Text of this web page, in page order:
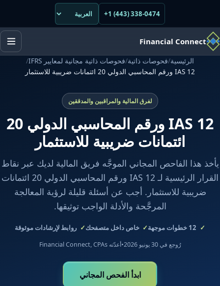
+1 (443) 338-0474
Financial Connect
الرئيسية/فحوصات ذاتية/فحوصات ذاتية مجانية لمعايير IFRS
/
IAS 12 ورقم المحاسبي الدولي 20 ائتمانات ضريبية للاستثمار
لفرق المالية والمراقبين والمدققين
IAS 12 ورقم المحاسبي الدولي 20
ائتمانات ضريبية للاستثمار
يأخذ هذا الفاحص المجاني الموجَّه فريق المالية لديك عبر نقاط
القرار الرئيسية لـ IAS 12 ورقم المحاسبي الدولي 20 ائتمانات
ضريبية للاستثمار. أجب عن أسئلة قليلة لرؤية المعالجة
المرجَّحة والأدلة الواجب توثيقها.
12 خطوات موجهة خاص داخل متصفحك روابط لإرشادات موثوقة
رُوجع في 30 يونيو 2026 •أعدّته Financial Connect, CPAs
ابدأ الفحص المجاني